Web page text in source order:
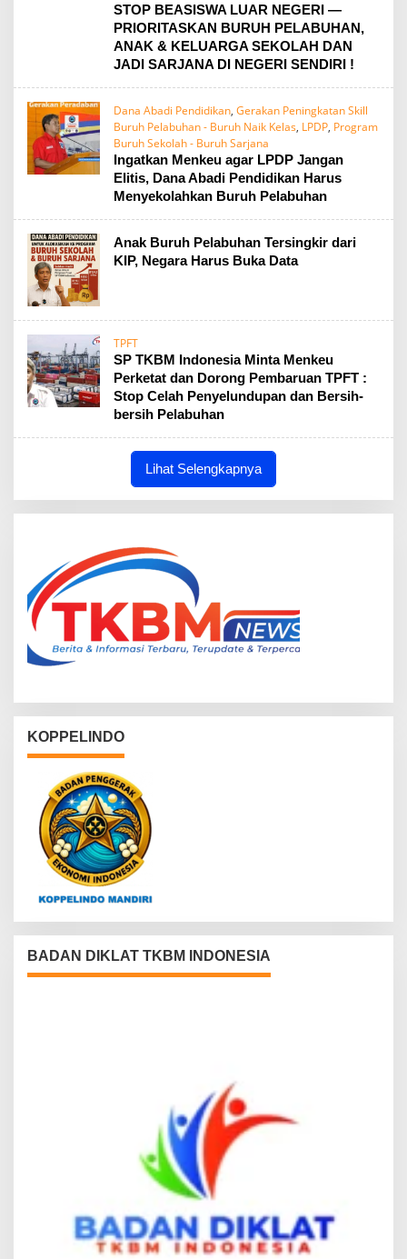
STOP BEASISWA LUAR NEGERI —
PRIORITASKAN BURUH PELABUHAN,
ANAK & KELUARGA SEKOLAH DAN
JADI SARJANA DI NEGERI SENDIRI !
Dana Abadi Pendidikan, Gerakan Peningkatan Skill
Buruh Pelabuhan - Buruh Naik Kelas, LPDP, Program
Buruh Sekolah - Buruh Sarjana
Ingatkan Menkeu agar LPDP Jangan
Elitis, Dana Abadi Pendidikan Harus
Menyekolahkan Buruh Pelabuhan
Anak Buruh Pelabuhan Tersingkir dari
KIP, Negara Harus Buka Data
TPFT
SP TKBM Indonesia Minta Menkeu
Perketat dan Dorong Pembaruan TPFT :
Stop Celah Penyelundupan dan Bersih-
bersih Pelabuhan
Lihat Selengkapnya
KOPPELINDO
BADAN DIKLAT TKBM INDONESIA